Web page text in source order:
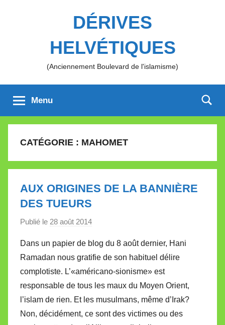
DÉRIVES
HELVÉTIQUES
(Anciennement Boulevard de l'islamisme)
Menu
CATÉGORIE : MAHOMET
AUX ORIGINES DE LA BANNIÈRE
DES TUEURS
Publié le 28 août 2014
r
M
i
r
e
i
Dans un papier de blog du 8 août dernier, Hani
Ramadan nous gratifie de son habituel délire
complotiste. L’«américano-sionisme» est
responsable de tous les maux du Moyen Orient,
l’islam de rien. Et les musulmans, même d’Irak?
Non, décidément, ce sont des victimes ou des